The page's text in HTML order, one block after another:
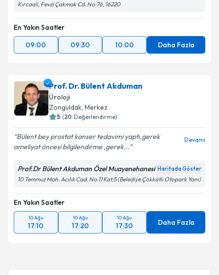
Kişisel verilerimin işlenmesine ilişkinAydınlatma
'ni okudum ve kişisel verilerimin belirtilen
kapsamda işlenmesini kabul ediyorum.
Takvim Talebini Gönder
Kırcaali, Fevzi Çakmak Cd. No:76, 16220
En Yakın Saatler
09:00
09:30 10:00 Daha Fazla
Prof. Dr. Bülent Akduman
Üroloji
Zonguldak, Merkez
5 (20 Değerlendirme)
Bülent bey prostat kanser tedavimi yaptı,gerek
ameliyat öncesi bilgilendirme ,gerek...
Devamı
Prof.Dr Bülent Akduman Özel Muayenehanesi Haritada Göster
10 Temmuz Mah. Acılık Cad. No:11 Kat:5 (Belediye Çokkatlı Otopark Yanı)
En Yakın Saatler
10 Ağu
17:10
10 Ağu
17:20
10 Ağu
17:30 Daha Fazla